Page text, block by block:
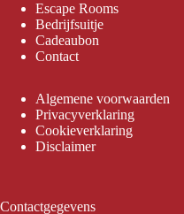
Escape Rooms
Bedrijfsuitje
Cadeaubon
Contact
Algemene voorwaarden
Privacyverklaring
Cookieverklaring
Disclaimer
Contactgegevens